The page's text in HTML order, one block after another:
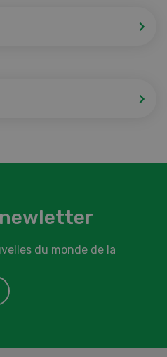
newletter
du monde de la